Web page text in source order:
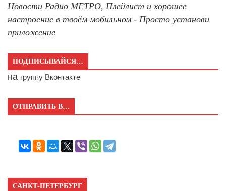
Новости Радио МЕТРО, Плейлист и хорошее
настроение в твоём мобильном - Просто установи
приложение
ПОДПИСЫВАЙСЯ…
на группу Вконтакте
ОТПРАВИТЬ В…
САНКТ-ПЕТЕРБУРГ